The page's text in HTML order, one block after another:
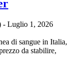
- Luglio 1, 2026
di sangue in Italia,
da stabilire,